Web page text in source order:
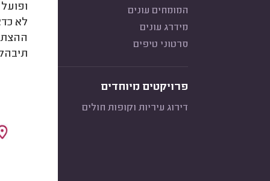
המומחים עונים
מידרג עונים
סרטוני טיפים
פרויקטים מיוחדים
דירוג עיריות וקופות חולים
לא